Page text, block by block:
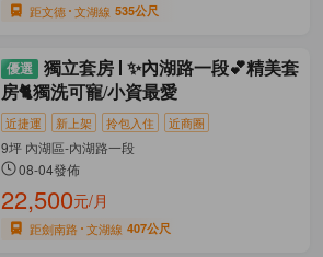
距文德 文湖線 535公尺
獨立套房
✨內湖路一段💕精美套
房🐈獨洗可寵/小資最愛
近捷運 新上架 拎包入住 近商圈
9坪 內湖區-內湖路一段
08-04發佈
22,500元/月
距劍南路 文湖線 407公尺